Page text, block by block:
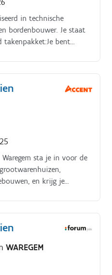
in technische
bordenbouwer. Je staat
takenpakket:Je bent
sta je in voor de
en krijg je
schakelaars,
Verdeelborden
WAREGEM